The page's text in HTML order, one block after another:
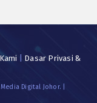
Dasar Privasi &
Digital Johor. |